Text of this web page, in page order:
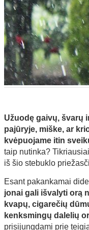
Užuodę gaivų, švarų
pajūryje, miške, ar
kvėpuojame itin
taip nutinka?
iš šio stebuklo
Esant pakankamai
jonai gali išvalyti orą
kvapų, cigarečių
kenksmingų dalelių
prisijungdami prie